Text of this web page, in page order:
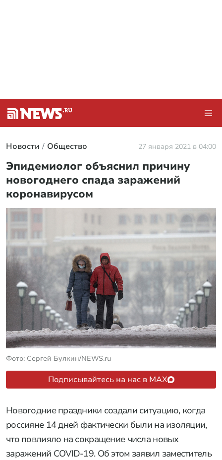
Новости Общество 27 января 2021 в 04:00
Эпидемиолог объяснил причину
новогоднего спада заражений
коронавирусом
Фото: Сергей Булкин/NEWS.ru
Подписывайтесь на нас в MAX
Новогодние праздники создали ситуацию, когда
россияне 14 дней фактически были на изоляции,
что повлияло на сокращение числа новых
заражений COVID-19. Об этом заявил заместитель